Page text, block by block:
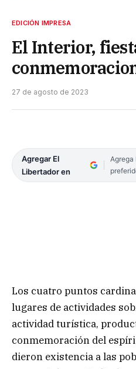
EDICIÓN IMPRESA
El Interior,
27 de agosto de 2023
Agregar El
Libertador en
Agrega
Los cuatro puntos
lugares de actividades
actividad turística,
conmemoración del
dieron existencia a las